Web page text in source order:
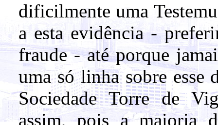
dificilmente uma
a esta evidência -
fraude - até porque
uma só linha sobre esse
Sociedade Torre de
assim, pois a maioria